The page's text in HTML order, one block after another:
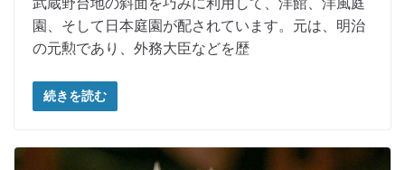
園、そして日本庭園が配されています。元は、明治
の元勲であり、外務大臣などを歴
続きを読む